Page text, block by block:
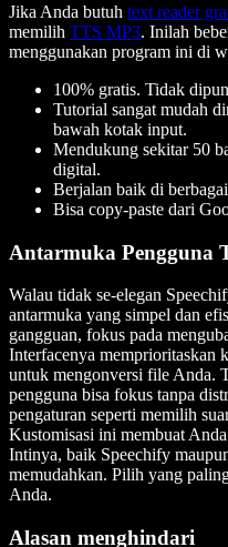
Jika Anda butuh text reader
memilih TTS MP3. Inilah
menggunakan program ini di
100% gratis. Tidak
Tutorial sangat mudah
bawah kotak input.
Mendukung sekitar 50
digital.
Berjalan baik di
Bisa copy-paste dari
Antarmuka Pengguna
Walau tidak se-elegan
antarmuka yang simpel dan
gangguan, fokus pada
Interfacenya memprioritaskan
untuk mengonversi file Anda.
pengguna bisa fokus tanpa
pengaturan seperti memilih
Kustomisasi ini membuat
Intinya, baik Speechify
memudahkan. Pilih yang
Anda.
Alasan menghindari